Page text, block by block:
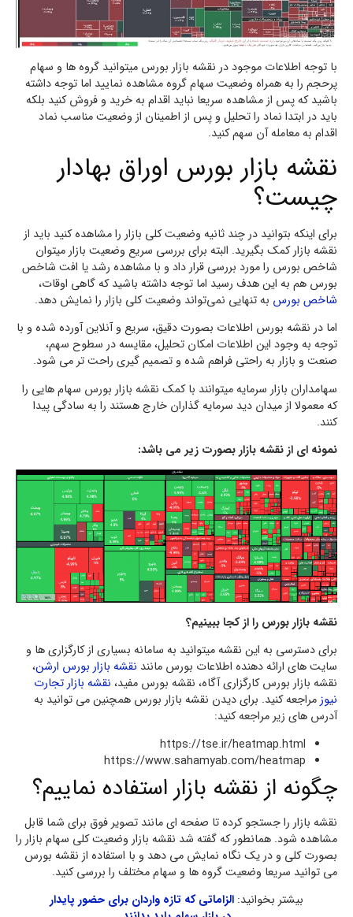
با توجه اطلاعات موجود در نقشه بازار بورس میتوانید گروه ها و سهام
پرحجم را به همراه وضعیت سهام گروه مشاهده نمایید اما توجه داشته
باشید که پس از مشاهده سریعا نباید اقدام به خرید و فروش کنید بلکه
باید در ابتدا نماد را تحلیل و پس از اطمینان از وضعیت مناسب نماد
اقدام به معامله آن سهم کنید.
نقشه بازار بورس اوراق بهادار
چیست؟
برای اینکه بتوانید در چند ثانیه وضعیت کلی بازار را مشاهده کنید باید از
نقشه بازار کمک بگیرید. البته برای بررسی سریع وضعیت بازار میتوان
شاخص بورس را مورد بررسی قرار داد و با مشاهده رشد یا افت شاخص
بورس هم به این هدف رسید اما توجه داشته باشید که گاهی اوقات،
شاخص بورس به تنهایی نمی‌تواند وضعیت کلی بازار را نمایش دهد.
اما در نقشه بورس اطلاعات بصورت دقیق، سریع و آنلاین آورده شده و با
توجه به وجود این اطلاعات امکان تحلیل، مقایسه در سطوح سهم،
صنعت و بازار به راحتی فراهم شده و تصمیم گیری راحت تر می شود.
سهامداران بازار سرمایه میتوانند با کمک نقشه بازار بورس سهام هایی را
که معمولا از میدان دید سرمایه گذاران خارج هستند را به سادگی پیدا
کنند.
نمونه ای از نقشه بازار بصورت زیر می باشد:
نقشه بازار بورس را از کجا ببینیم؟
برای دسترسی به این نقشه میتوانید به سامانه بسیاری از کارگزاری ها و
سایت های ارائه دهنده اطلاعات بورس مانند نقشه بازار بورس ارشن،
نقشه بازار بورس کارگزاری آگاه، نقشه بورس مفید، نقشه بازار تجارت
نیوزمراجعه کنید. برای دیدن نقشه بازار بورس همچنین می توانید به
آدرس های زیر مراجعه کنید:
https://tse.ir/heatmap.html
https://www.sahamyab.com/heatmap
چگونه از نقشه بازار استفاده نماییم؟
نقشه بازار را جستجو کرده تا صفحه ای مانند تصویر فوق برای شما قابل
مشاهده شود. همانطور که گفته شد نقشه بازار وضعیت کلی سهام بازار را
بصورت کلی و در یک نگاه نمایش می دهد و با استفاده از نقشه بورس
می توانید سریعا وضعیت گروه ها و سهام مختلف را بررسی کنید.
بیشتر بخوانید: الزاماتی که تازه‌ واردان برای حضور پایدار